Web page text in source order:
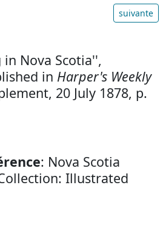
suivante
Nova Scotia'',
in Harper's Weekly
20 July 1878, p.
: Nova Scotia
Illustrated